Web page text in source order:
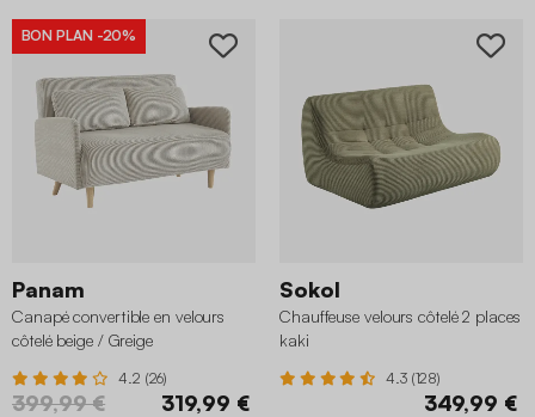
BON PLAN -20%
Panam
Canapé convertible en velours
côtelé beige / Greige
4.2 (26)
399,99 € 319,99 €
Sokol
Chauffeuse velours côtelé 2 places
kaki
4.3 (128)
349,99 €